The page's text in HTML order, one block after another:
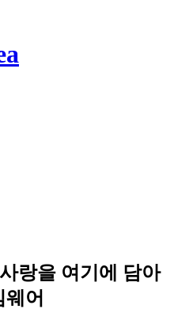
랑을 여기에 담아
어